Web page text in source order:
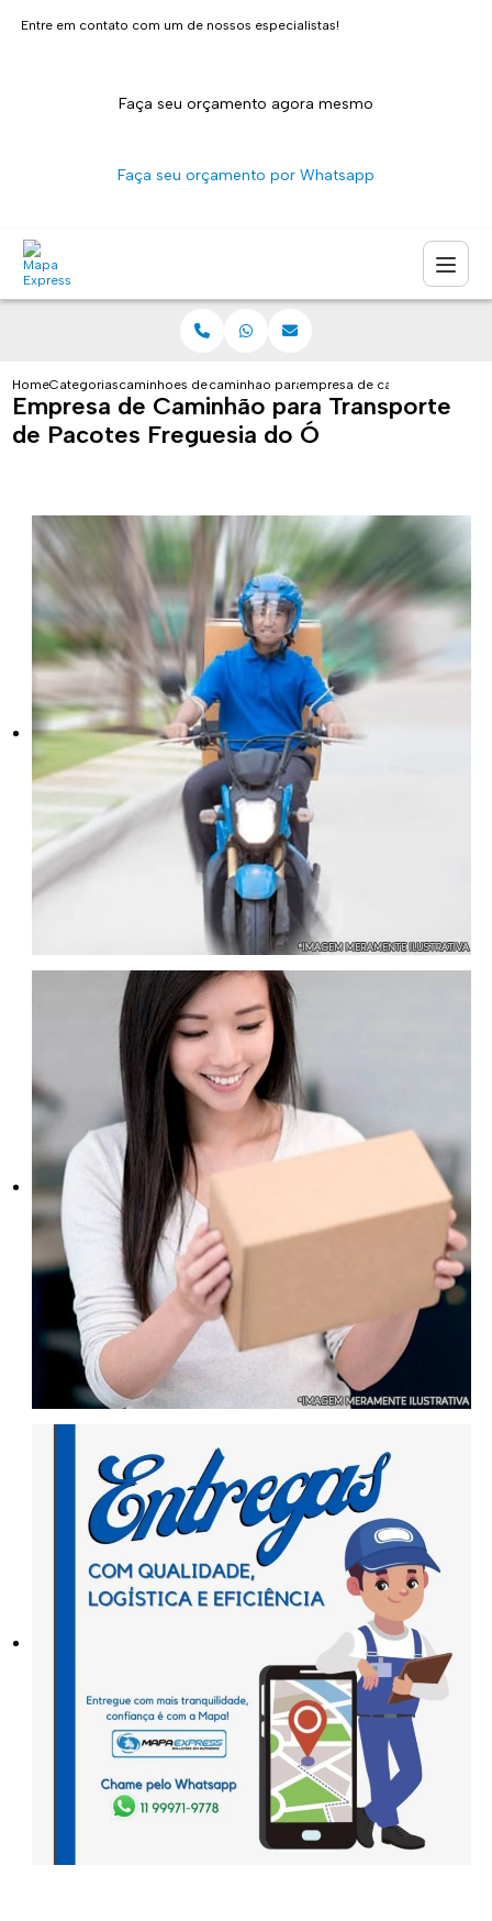
Entre em contato com um de nossos especialistas!
Faça seu orçamento agora mesmo
Faça seu orçamento por Whatsapp
HomeCategoriascaminhoes de entregacaminhao para transporte de pacotes sao
empresa de caminhao para
Empresa de Caminhão para Transporte
de Pacotes Freguesia do Ó